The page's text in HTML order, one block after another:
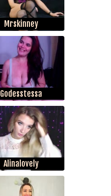
Mrskinney
Godesstessa
Alinalovely